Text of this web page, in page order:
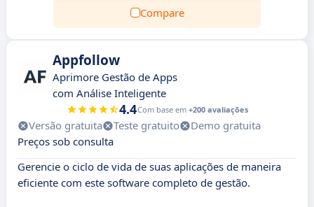
Compare
Appfollow
Aprimore Gestão de Apps
com Análise Inteligente
4.4Com base em +200 avaliações
Versão gratuita Teste gratuito
Demo gratuita
Preços sob consulta
Gerencie o ciclo de vida de suas aplicações de maneira
eficiente com este software completo de gestão.